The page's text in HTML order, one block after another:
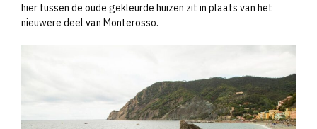
hier tussen de oude gekleurde huizen zit in plaats van het
nieuwere deel van Monterosso.